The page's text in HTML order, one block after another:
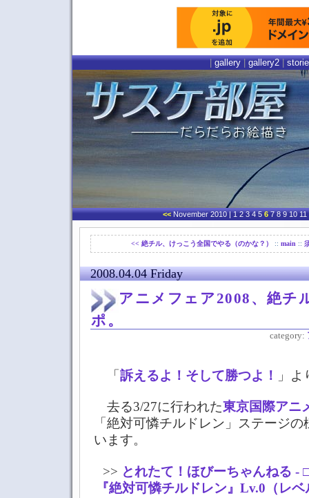
gallery gallery2
<< November 2010| 1 2 3 4 567 8 9 10 11
<< 絶チル、けっこう全国でやる（のかな？） :: main ::
2008.04.04 Friday
アニメフェア2008、絶チ
ポ。
category:
「訴えるよ！そして勝つよ！ 」よ
去る3/27に行われた東京国際アニ
「絶対可憐チルドレン」ステージ
います。
>> とれたて！ほびーちゃんねる -
『絶対可憐チルドレン』Lv.0（レ